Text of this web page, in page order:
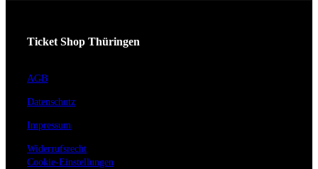
Ticket Shop Thüringen
AGB
Datenschutz
Impressum
Widerrufsrecht
Cookie-Einstellungen